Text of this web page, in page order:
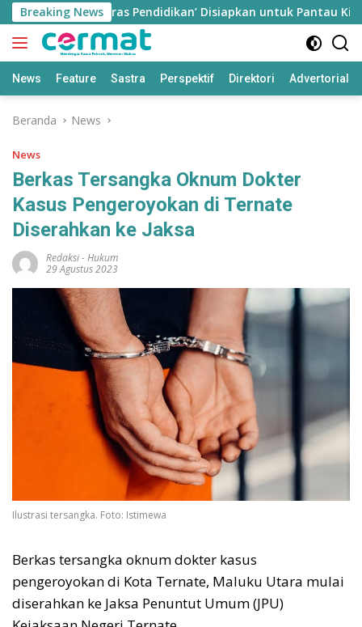
Langsung
ke
konten
Breaking News
Aplikasi ‘Teras Pendidikan’ Disiapkan untuk Pantau Kinerja
News Feature Sastra Perspektif Direktori Advertorial
Beranda News
News
Berkas Tersangka Oknum Dokter
Kasus Pengeroyokan di Ternate
Diserahkan ke Jaksa
Redaksi-Hukum
29 Agustus 2023
Ilustrasi tersangka. Foto: Istimewa
Berkas tersangka oknum dokter kasus
pengeroyokan di Kota Ternate, Maluku Utara mulai
diserahkan ke Jaksa Penuntut Umum (JPU)